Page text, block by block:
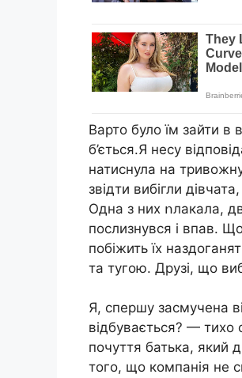
Варто було їм зайти в
б’ється.Я несу
натиснула на
звідти вибігли
Одна з них ոлакала,
послизнувся і впав.
побіжить їх
та тугою. Друзі, що
Я, спершу засмучена
відбувається? — тихо
почуття батька, який
того, що компанія не